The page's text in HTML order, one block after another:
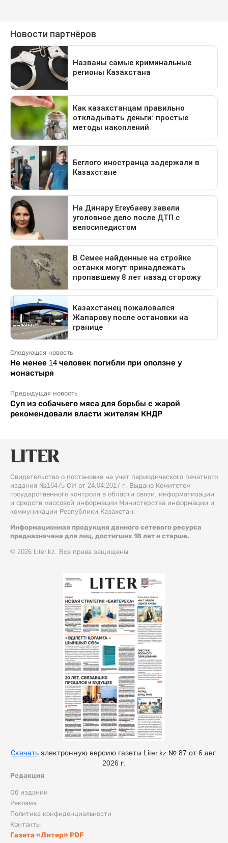
Следующая новость
Не менее 14 человек погибли при оползне у
монастыря
Предыдущая новость
Суп из собачьего мяса для борьбы с жарой
рекомендовали власти жителям КНДР
Свидетельство о постановке на учет периодического печатного
издания №16475-СИ от 24.04.2017 г. Выдано Комитетом
государственного контроля в области связи, информатизации
и средств массовой информации Министерства информации и
коммуникации Республики Казахстан.
Информационная продукция данного сетевого ресурса
предназначена для лиц, достигших 18 лет и старше.
© 2026 Liter.kz. Все права защищены.
Редакция
Об издании
Реклама
Политика конфиденциальности
Контакты
Газета «Литер» PDF
Скачатьэлектронную версию газеты Liter.kz № 87 от 6 авг.
2026 г.